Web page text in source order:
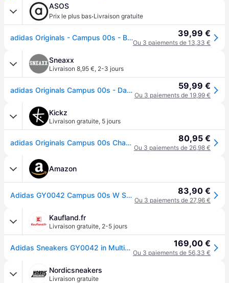
ASOS
Prix le plus bas·Livraison gratuite
adidas Originals - Campus 00s - Baskets - Gris clair/noir-Blanc 39,99 €
Ou 3 paiements de 13,33 €
Sneaxx
Livraison 8,95 €, 2-3 jours
adidas Originals Campus 00s - Dames - Crystal Wit Core Zwart - EU38 2/3 59,99 €
Ou 3 paiements de 19,99 €
Kickz
Livraison gratuite, 5 jours
adidas Originals Campus 00s Chaussure De Sport Femmes Blanc - White 80,95 €
Ou 3 paiements de 26,98 €
Amazon
Adidas GY0042 Campus 00s W Sneaker Female Crystal White/Core Black/Off White EU 40 2/3 83,90 €
Ou 3 paiements de 27,96 €
Kaufland.fr
Livraison gratuite, 2-5 jours
Adidas Sneakers GY0042 in Multicolored color size 40 169,00 €
Ou 3 paiements de 56,33 €
Nordicsneakers
Livraison gratuite